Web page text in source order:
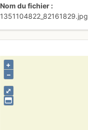
Nom du fichier
1351104822_82161829.jpg
⤢
+
–